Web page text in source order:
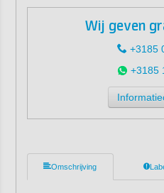
Wij geven
+3185
+3185
Omschrijving